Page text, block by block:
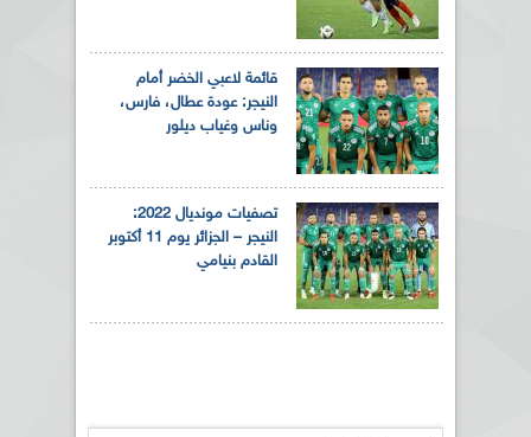
قائمة لاعبي الخضر أمام
النيجر: عودة عطال، فارس،
وناس وغياب ديلور
تصفيات مونديال 2022:
النيجر – الجزائر يوم 11 أكتوبر
القادم بنيامي